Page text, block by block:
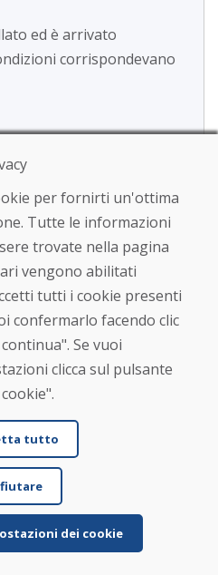
ed è arrivato
corrispondevano
di sci usati e li abbiamo
lavorativi. Gli ...
recensioni >
per fornirti un'ottima
Tutte le informazioni
trovate nella pagina
vengono abilitati
tutti i cookie presenti
confermarlo facendo clic
Se vuoi
clicca sul pulsante
tutto
dei cookie